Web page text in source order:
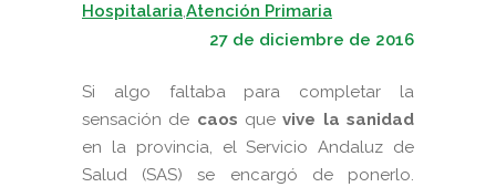
Hospitalaria,Atención Primaria
27 de diciembre de 2016
Si algo faltaba para completar la
sensación de caos que vive la sanidad
en la provincia, el Servicio Andaluz de
Salud (SAS) se encargó de ponerlo.